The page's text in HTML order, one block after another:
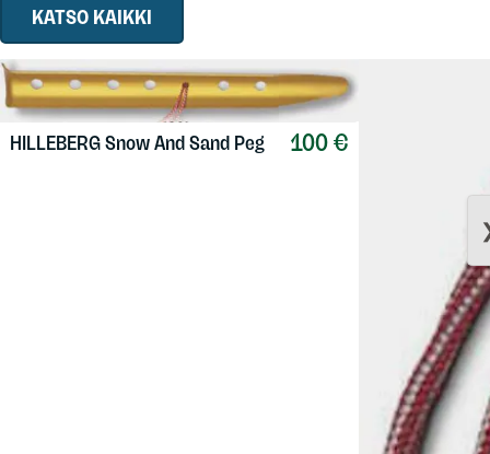
KATSO KAIKKI
100 €
HILLEBERGSnow And Sand Peg
HILLEBERG Y